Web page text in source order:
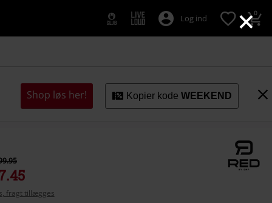
×
Log ind 0
Shop løs her! Kopier kode WEEKEND
fragt tillægges